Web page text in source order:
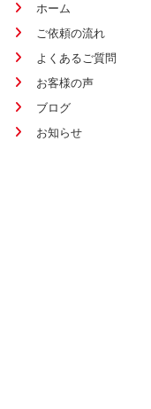
ホーム
ご依頼の流れ
よくあるご質問
お客様の声
ブログ
お知らせ